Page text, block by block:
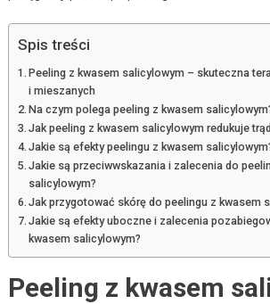
Spis treści
Peeling z kwasem salicylowym – skuteczna
i mieszanych
Na czym polega peeling z kwasem
Jak peeling z kwasem salicylowym redukuje
Jakie są efekty peelingu z kwasem
Jakie są przeciwwskazania i zalecenia do
salicylowym?
Jak przygotować skórę do peelingu z kwasem
Jakie są efekty uboczne i zalecenia
kwasem salicylowym?
Peeling z kwasem